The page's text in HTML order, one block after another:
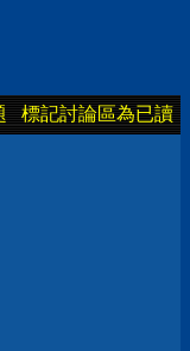
標記討論區為已讀